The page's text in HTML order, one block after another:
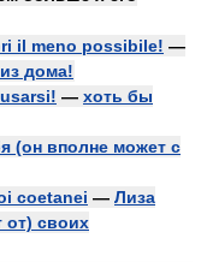
il meno possibile! —
дома!
— хоть бы
(он вполне может с
coetanei — Лиза
от) своих